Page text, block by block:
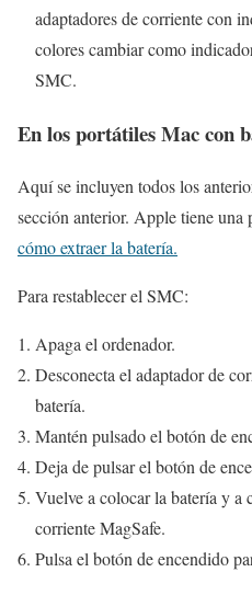
adaptadores de corriente con
colores cambiar como
SMC.
En los portátiles Mac con
Aquí se incluyen todos los
sección anterior. Apple tiene una
cómo extraer la batería.
Para restablecer el SMC:
Apaga el ordenador.
Desconecta el adaptador de
batería.
Mantén pulsado el botón de
Deja de pulsar el botón de
Vuelve a colocar la batería y a
corriente MagSafe.
Pulsa el botón de encendido